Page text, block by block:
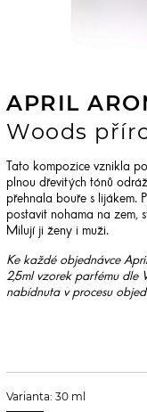
APRIL
Woods
Tato kompozice vznikla
plnou dřevitých tónů
přehnala bouře s lijákem.
postavit nohama na zem,
Milují ji ženy i muži.
Ke každé objednávce
2,5ml vzorek parfému dle
nabídnuta v procesu
Varianta: 30 ml